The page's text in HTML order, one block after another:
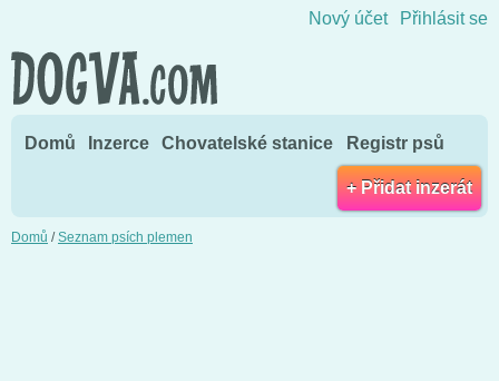
Nový účet Přihlásit se
Domů Inzerce Chovatelské stanice Registr psů
+ Přidat inzerát
Domů /Seznam psích plemen